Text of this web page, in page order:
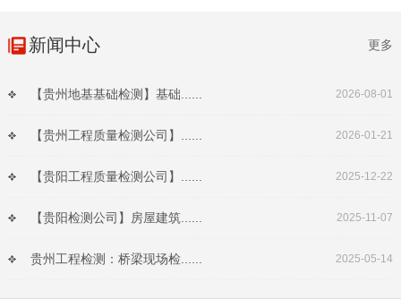
新闻中心 更多
【贵州地基基础检测】基础...... 2026-08-01
【贵州工程质量检测公司】...... 2026-01-21
【贵阳工程质量检测公司】...... 2025-12-22
【贵阳检测公司】房屋建筑...... 2025-11-07
贵州工程检测：桥梁现场检...... 2025-05-14